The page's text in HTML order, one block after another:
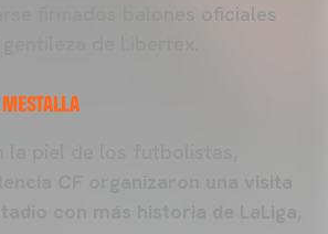
firmados balones oficiales